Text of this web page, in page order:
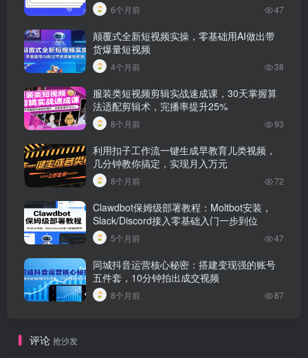
6个月前 47
颠覆式全新短视频实操，零基础用AI做出带
货爆量短视频
4个月前 38
服装类短视频剪辑实战速成课，30天掌握算
法适配剪辑术，完播率提升25%
8个月前 93
利用扣子工作流一键生成早教育儿类视频，
几分钟教你搞定，实现月入万元
8个月前 72
Clawdbot保姆级部署教程：Moltbot安装，
Slack/Discord接入零基础入门一步到位
5个月前 47
同城抖音运营核心秘密：搭建变现强的账号
五件套，10分钟拍出成交视频
8个月前 87
评论 抢沙发